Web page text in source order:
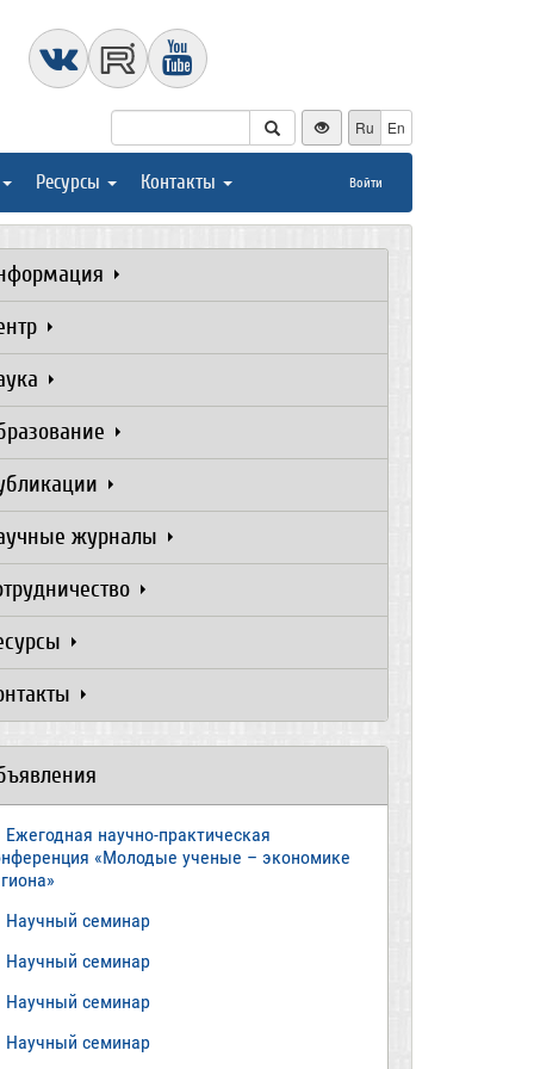
Ru En
Ресурсы Контакты Войти
журналы
Ежегодная научно-практическая
«Молодые ученые – экономике
​Научный семинар
​Научный семинар
Научный семинар
​Научный семинар